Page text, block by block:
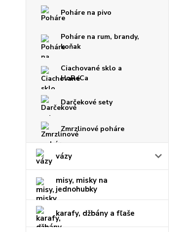
Poháre na pivo
Poháre na rum, brandy,
koňak
Ciachované sklo a
HoReCa
Darčekové sety
Zmrzlinové poháre
vázy
misy, misky na
jednohubky
karafy, džbány a fľaše